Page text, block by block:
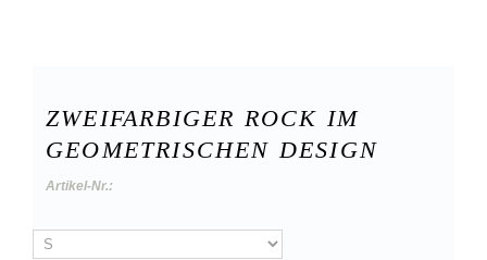
ZWEIFARBIGER ROCK IM
GEOMETRISCHEN DESIGN
Artikel-Nr.: